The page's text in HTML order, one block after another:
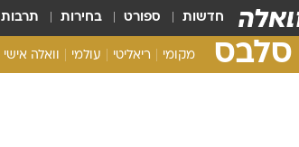
חדשות ספורט בחירות תרבות
סלבס מקומי ריאליטי עולמי וואלה אישי